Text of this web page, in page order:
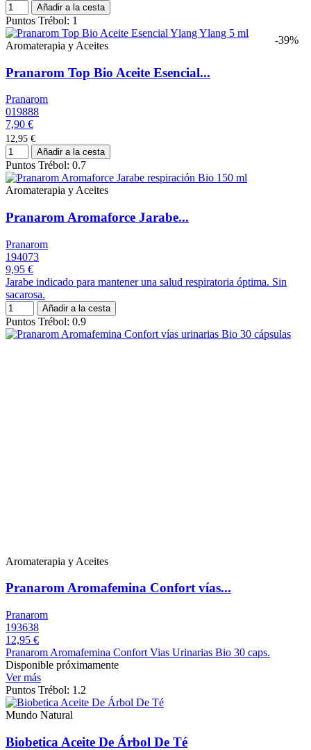
Añadir a la cesta
Puntos Trébol: 1
-39%
Aromaterapia y Aceites
Pranarom Top Bio Aceite Esencial...
Pranarom
019888
7,90 €
12,95 €
Añadir a la cesta
Puntos Trébol: 0.7
Aromaterapia y Aceites
Pranarom Aromaforce Jarabe...
Pranarom
194073
9,95 €
Jarabe indicado para mantener una salud respiratoria óptima. Sin
sacarosa.
Añadir a la cesta
Puntos Trébol: 0.9
Aromaterapia y Aceites
Pranarom Aromafemina Confort vías...
Pranarom
193638
12,95 €
Pranarom Aromafemina Confort Vias Urinarias Bio 30 caps.
Disponible próximamente
Ver más
Puntos Trébol: 1.2
Mundo Natural
Biobetica Aceite De Árbol De Té